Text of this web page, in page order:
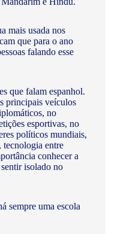
mais usada nos
que para o ano
falando esse
que falam espanhol.
principais veículos
no
esportivas, no
políticos mundiais,
tecnologia entre
conhecer a
isolado no
sempre uma escola